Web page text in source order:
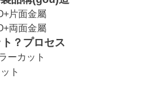
面金屬
面金屬
？プロセス
カット